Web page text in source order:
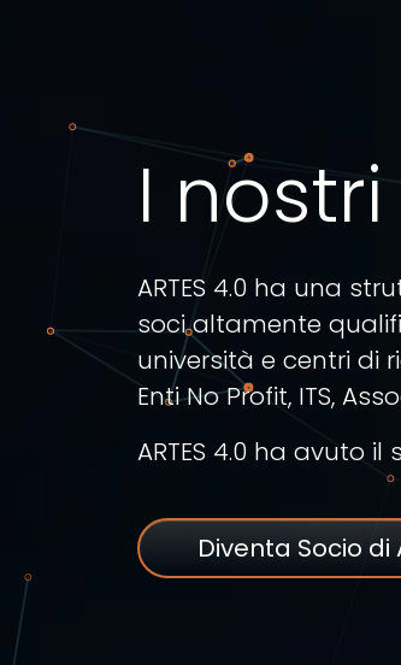
I
ARTES 4.0 ha una
soci altamente
università e centri di
Enti No Profit, ITS,
ARTES 4.0 ha avuto
Diventa Socio di